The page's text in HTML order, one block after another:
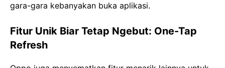
gara-gara kebanyakan buka aplikasi.
Fitur Unik Biar Tetap Ngebut: One-Tap
Refresh